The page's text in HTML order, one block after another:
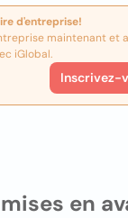
en
d'entreprise!
maintenant et
iGlobal.
Inscrivez-